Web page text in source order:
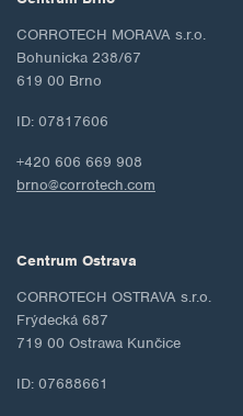
CORROTECH MORAVA s.r.o.
Bohunicka 238/67
619 00 Brno
ID: 07817606
+420 606 669 908
brno@corrotech.com
Centrum Ostrava
CORROTECH OSTRAVA s.r.o.
Frýdecká 687
719 00 Ostrawa Kunčice
ID: 07688661